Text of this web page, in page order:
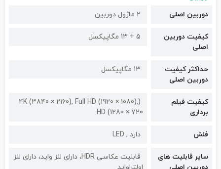
دوربین اصلی 2 ماژول دوربین
کیفیت دوربین‌
اصلی
5 + 13 مگاپیکسل
حداکثر کیفیت
دوربین اصلی
13 مگاپیکسل
کیفیت فیلم
برداری
(4K (3840 × 2160), Full HD (1920 × 1080),
HD (1280 × 720
فلش دارد , LED
سایر قابلیت های
قابلیت عکاسی HDR، دارای لنز واید، دارای لنز